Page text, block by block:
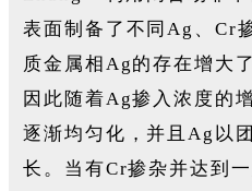
表面制备了不同Ag、Cr
质金属相Ag的存在增大
因此随着Ag掺入浓度的
逐渐均匀化，并且Ag以
长。当有Cr掺杂并达到